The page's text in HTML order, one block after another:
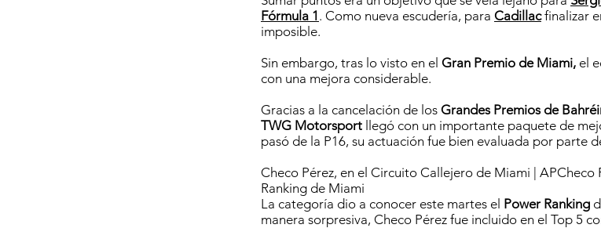
Fórmula 1 . Como nueva escudería, para Cadillac finalizar
imposible.
Sin embargo, tras lo visto en el Gran Premio de Miami, el
con una mejora considerable.
Gracias a la cancelación de los Grandes Premios de
TWG Motorsport
llegó con un importante paquete de
pasó de la P16, su actuación fue bien evaluada por parte
Checo Pérez, en el Circuito Callejero de Miami | APCheco
Ranking de Miami
La categoría dio a conocer este martes el Power Ranking
manera sorpresiva, Checo Pérez fue incluido en el Top 5